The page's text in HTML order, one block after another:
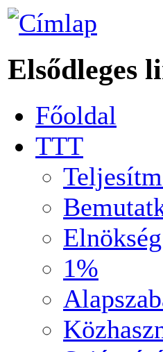
Elsődleges
Főoldal
TTT
Elnökség
1%